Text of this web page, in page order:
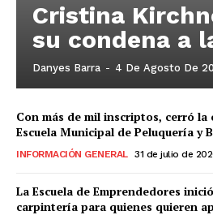
Cristina
su condena a
Danyes Barra - 4 De Agosto De
Con más de mil inscriptos, cerró
Escuela Municipal de Peluquería y
INFORMACIÓN GENERAL 31 de julio de
La Escuela de Emprendedores
carpintería para quienes quieren